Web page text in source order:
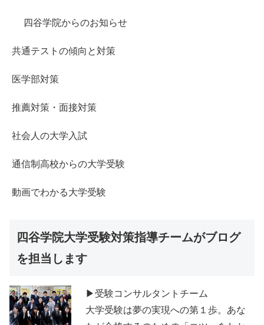
四谷学院からのお知らせ
共通テストの傾向と対策
医学部対策
推薦対策・面接対策
社会人の大学入試
通信制高校からの大学受験
動画でわかる大学受験
四谷学院大学受験対策指導チームがブログ
を担当します
▶受験コンサルタントチーム
大学受験は夢の実現への第１歩。あな